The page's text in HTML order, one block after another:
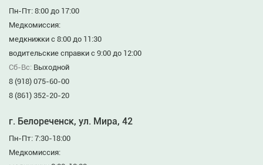
Пн-Пт: 8:00 до 17:00
Медкомиссия:
медкнижки с 8:00 до 11:30
водительские справки с 9:00 до 12:00
Сб-Вс: Выходной
8 (918) 075-60-00
8 (861) 352-20-20
г. Белореченск, ул. Мира, 42
Пн-Пт: 7:30-18:00
Медкомиссия: